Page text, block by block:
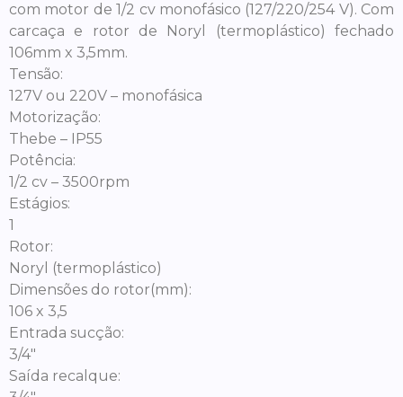
com motor de 1/2 cv monofásico (127/220/254 V). Com
carcaça e rotor de Noryl (termoplástico) fechado
106mm x 3,5mm.
Tensão:
127V ou 220V – monofásica
Motorização:
Thebe – IP55
Potência:
1/2 cv – 3500rpm
Estágios:
1
Rotor:
Noryl (termoplástico)
Dimensões do rotor(mm):
106 x 3,5
Entrada sucção:
3/4″
Saída recalque: